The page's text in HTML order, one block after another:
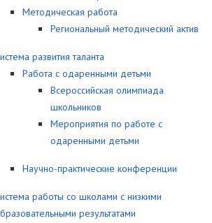
Методическая работа
Региональный методический актив
развития таланта
Работа с одаренными детьми
Всероссийская олимпиада
школьников
Мероприятия по работе с
одаренными детьми
Научно-практические конференции
работы со школами с низкими
результатами